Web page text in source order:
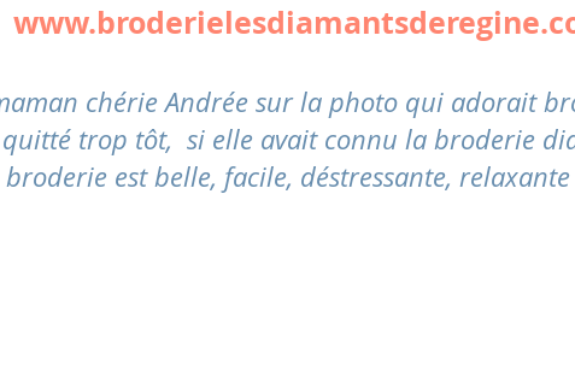
chérie Andrée sur la photo qui adorait
trop tôt, si elle avait connu la broderie
est belle, facile, déstressante,